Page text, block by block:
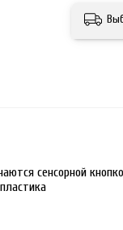
сенсорной